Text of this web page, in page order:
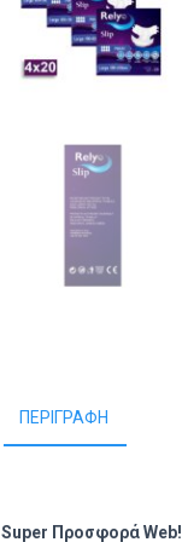
ΠΕΡΙΓΡΑΦΉ
Super Προσφορά Web!